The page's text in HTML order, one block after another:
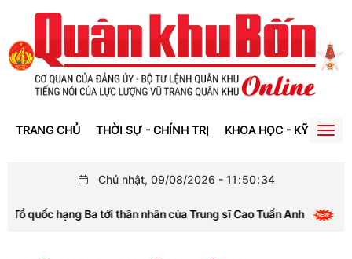
TRANG CHỦ THỜI SỰ - CHÍNH TRỊ KHOA HỌC - KỸ THUẬT
Chủ nhật, 09/08/2026 - 11 :50:35
hạng Ba tới thân nhân của Trung sĩ Cao Tuấn Anh